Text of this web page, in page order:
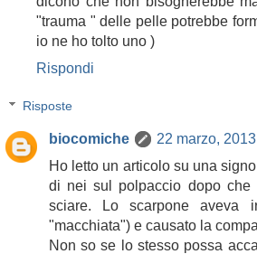
"trauma " delle pelle potrebbe
io ne ho tolto uno )
Rispondi
Risposte
biocomiche
22 marzo, 2013
Ho letto un articolo su una
di nei sul polpaccio dopo che
sciare. Lo scarpone
"macchiata") e causato la
Non so se lo stesso possa